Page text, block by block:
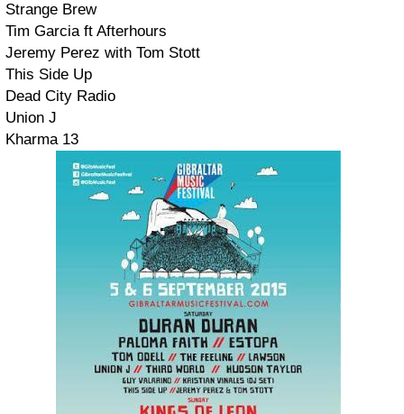
Strange Brew
Tim Garcia ft Afterhours
Jeremy Perez with Tom Stott
This Side Up
Dead City Radio
Union J
Kharma 13